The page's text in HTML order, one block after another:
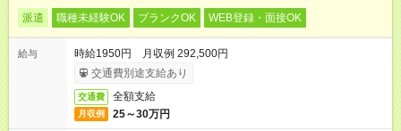
派遣 職種未経験OK ブランクOK WEB登録・面接OK
給与
時給1950円 月収例 292,500円
交通費別途支給あり
交通費 全額支給
月収例 25～30万円